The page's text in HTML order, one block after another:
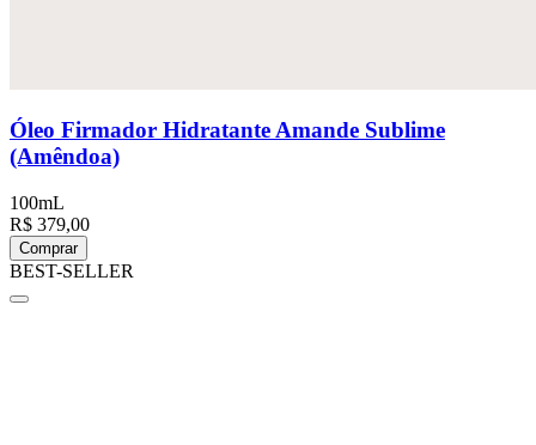
Óleo Firmador Hidratante Amande Sublime
(Amêndoa)
100mL
R$ 379,00
Comprar
BEST-SELLER